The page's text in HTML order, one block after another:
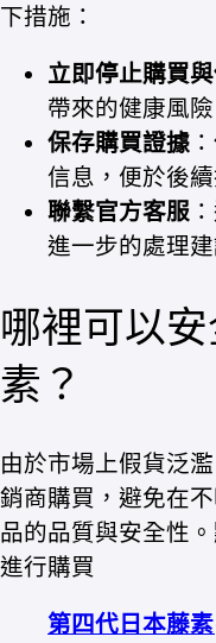
下措施：
立即停止購買與
帶來的健康風險
保存購買證據
信息，便於後
聯繫官方客服
進一步的處理
哪裡可以
素？
由於市場上假貨泛
銷商購買，避免在
品的品質與安全性
進行購買
第四代日本藤